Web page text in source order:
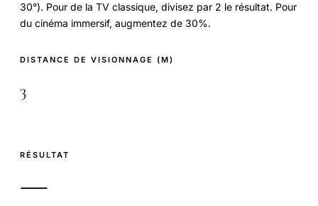
30°). Pour de la TV classique, divisez par 2 le résultat. Pour
du cinéma immersif, augmentez de 30%.
DISTANCE DE VISIONNAGE (M)
RÉSULTAT
—